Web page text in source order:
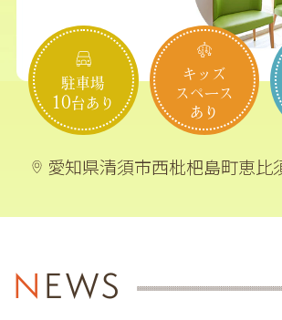
駐車場
10台あり
キッズ
スペース
あり
愛知県清須市西枇杷島町恵比
NEWS